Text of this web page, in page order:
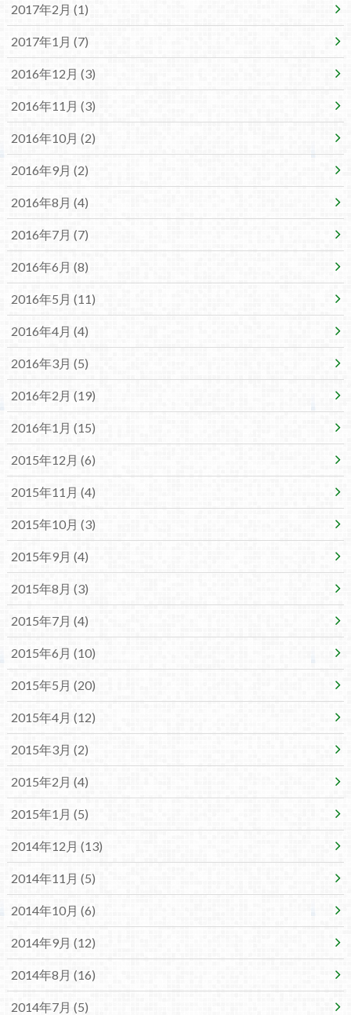
2017年2月 (1)
2017年1月 (7)
2016年12月 (3)
2016年11月 (3)
2016年10月 (2)
2016年9月 (2)
2016年8月 (4)
2016年7月 (7)
2016年6月 (8)
2016年5月 (11)
2016年4月 (4)
2016年3月 (5)
2016年2月 (19)
2016年1月 (15)
2015年12月 (6)
2015年11月 (4)
2015年10月 (3)
2015年9月 (4)
2015年8月 (3)
2015年7月 (4)
2015年6月 (10)
2015年5月 (20)
2015年4月 (12)
2015年3月 (2)
2015年2月 (4)
2015年1月 (5)
2014年12月 (13)
2014年11月 (5)
2014年10月 (6)
2014年9月 (12)
2014年8月 (16)
2014年7月 (5)